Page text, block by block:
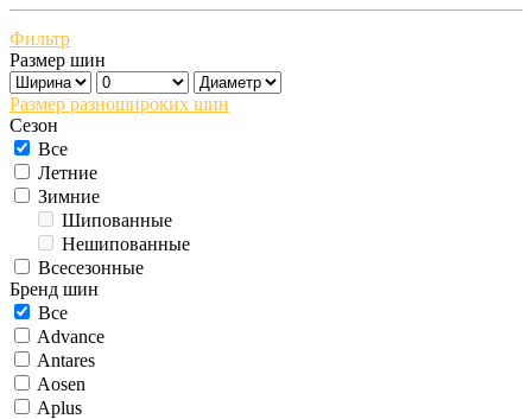
Фильтр
Размер шин
Размер разношироких шин
Сезон
Все
Летние
Зимние
Шипованные
Нешипованные
Всесезонные
Бренд шин
Все
Advance
Antares
Aosen
Aplus